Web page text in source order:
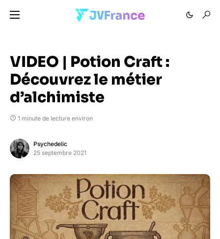
VIDEO | Potion Craft :
Découvrez le métier
d’alchimiste
1 minute de lecture environ
Psychedelic
25 septembre 2021